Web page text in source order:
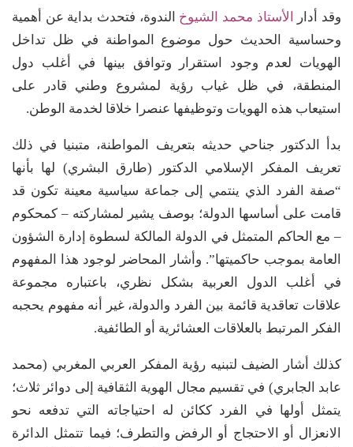
وقد أدار الأستاذ محمد الشيوخ الندوة، فتحدث بداية عن أهمية
وحساسية الحديث حول موضوع المواطنة في ظل تداخل
الهويات لعدم وجود استقرار وتوافق بينها في أغلب دول
المنطقة، في ظل غياب رؤية لمشروع وطني قادر على
استيعاب هذه الهويات وتوظيفها عنصرا خلاقا لخدمة الوطن.
بدأ الدكتور جناحي حديثه بتعريف المواطنة، متبنيا في ذلك
تعريف المفكر الإسلامي الدكتور (طارق البشري) لها بأنها
“صفة الفرد الذي ينتمي إلى جماعة سياسية معينة تكون قد
قامت على أساسها الدولة؛ بوصف يشير لمشاركته – كمحكوم
– مع الحاكم المتمثل في الدولة المالكة لسطوة إدارة الشؤون
العامة بموجب حاكميتها”. وأشار المحاضر لوجود هذا المفهوم
في أغلب الدول العربية بشكل نظري، باعتباره مجموعة
علاقات تعاقدية قائمة بين الفرد والدولة، غير أنه مفهوم يحجبه
الفكر المرتبط بالعلاقات العشائرية أو الطائفية.
كذلك أشار الضيف لتبنيه رؤية المفكر العربي المغربي (محمد
عابد الجابري) في تقسيم مجال الهوية الثقافية إلى دوائر ثلاث؛
يتمثل أولها في الفرد ككائن له احتياجاته التي تدفعه نحو
الانعزال أو الاحتجاج أو الرفض والتطرف؛ فيما تتمثل الدائرة